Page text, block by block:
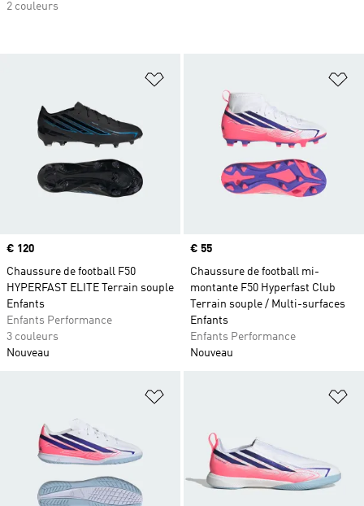
Ajouter à la Liste de produits
Prix
€ 120
Chaussure de football F50
HYPERFAST ELITE Terrain souple
Enfants
Enfants Performance
3 couleurs
Nouveau
Prix
€ 55
Chaussure de football mi-
montante F50 Hyperfast Club
Terrain souple / Multi-surfaces
Enfants
Enfants Performance
Nouveau
Ajouter à la Liste de produits
2 couleurs